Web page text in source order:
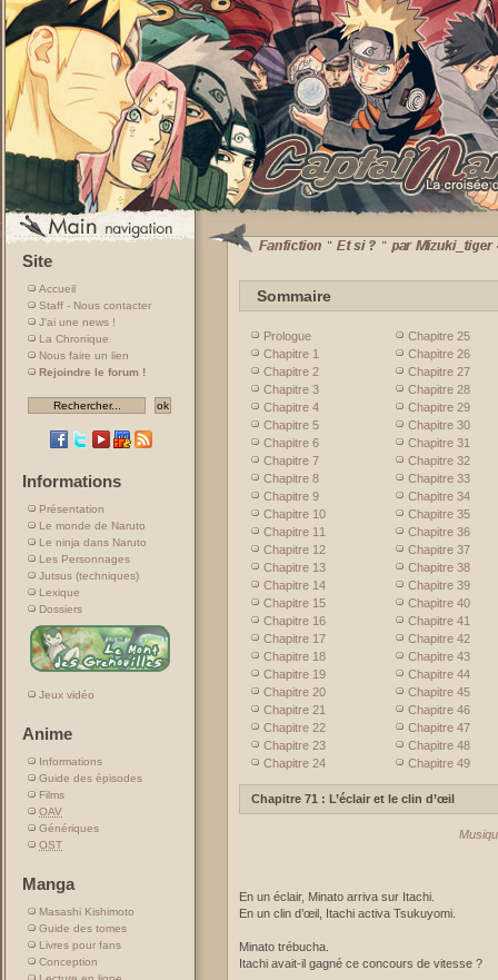
Site
Accueil
Staff - Nous contacter
J'ai une news !
La Chronique
Nous faire un lien
Rejoindre le forum !
Informations
Présentation
Le monde de Naruto
Le ninja dans Naruto
Les Personnages
Jutsus (techniques)
Lexique
Dossiers
Jeux vidéo
Anime
Informations
Guide des épisodes
Films
OAV
Génériques
OST
Manga
Masashi Kishimoto
Guide des tomes
Livres pour fans
Conception
Sommaire
Prologue
Chapitre 1
Chapitre 2
Chapitre 3
Chapitre 4
Chapitre 5
Chapitre 6
Chapitre 7
Chapitre 8
Chapitre 9
Chapitre 10
Chapitre 11
Chapitre 12
Chapitre 13
Chapitre 14
Chapitre 15
Chapitre 16
Chapitre 17
Chapitre 18
Chapitre 19
Chapitre 20
Chapitre 21
Chapitre 22
Chapitre 23
Chapitre 24
Chapitre 25
Chapitre 26
Chapitre 27
Chapitre 28
Chapitre 29
Chapitre 30
Chapitre 31
Chapitre 32
Chapitre 33
Chapitre 34
Chapitre 35
Chapitre 36
Chapitre 37
Chapitre 38
Chapitre 39
Chapitre 40
Chapitre 41
Chapitre 42
Chapitre 43
Chapitre 44
Chapitre 45
Chapitre 46
Chapitre 47
Chapitre 48
Chapitre 49
Chapitre 71 : L’éclair et le clin d’œil
En un éclair, Minato arriva sur Itachi.
En un clin d’œil, Itachi activa Tsukuyomi.
Minato trébucha.
Itachi avait-il gagné ce concours de vitesse ?